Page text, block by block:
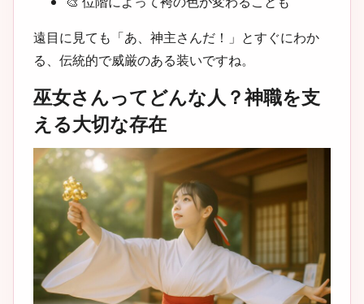
遠目に見ても「あ、神主さんだ！」とすぐにわか
る、伝統的で威厳のある装いですね。
巫女さんってどんな人？神職を支
える大切な存在